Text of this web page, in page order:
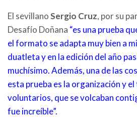
El sevillanoSergio Cruz, por su
Desafío Doñana “es una prueba
el formato se adapta muy bien a
duatleta y en la edición del año
muchísimo. Además, una de las
esta prueba es la organización y
voluntarios, que se volcaban
fue increíble”.